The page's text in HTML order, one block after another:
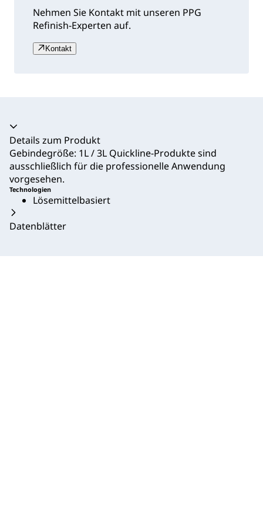
Nehmen Sie Kontakt mit unseren PPG
Refinish-Experten auf.
Kontakt
Akkordeon zusammengeklappt
Details zum Produkt
Gebindegröße: 1L / 3L Quickline-Produkte sind
ausschließlich für die professionelle Anwendung
vorgesehen.
Technologien
Lösemittelbasiert
Datenblätter